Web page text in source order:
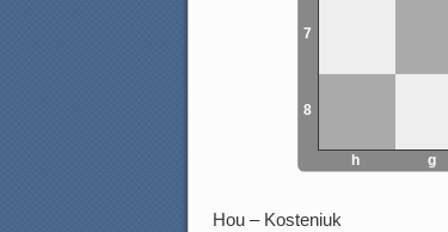
7
8
h g
Hou – Kosteniuk